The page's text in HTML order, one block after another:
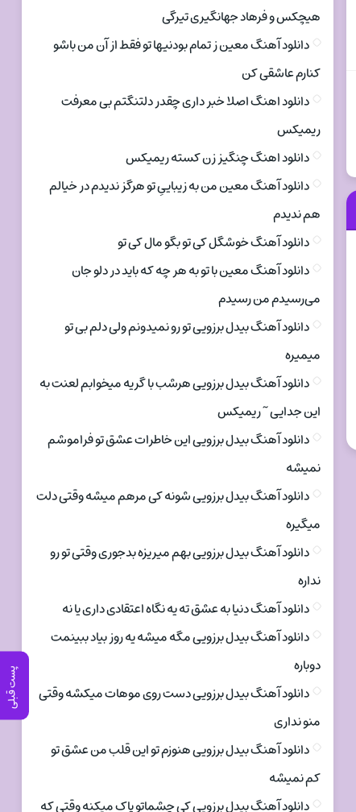
پست قبلی
هیچکس و فرهاد جهانگیری تیرگی
دانلود آهنگ معین ز تمام بودنیها تو فقط از آن من باشو
کنارم عاشقی کن
دانلود اهنگ اصلا خبر داری چقدر دلتنگتم بی معرفت
ریمیکس
دانلود اهنگ چنگیز زن کسته ریمیکس
دانلود آهنگ معین من به زیباییِ تو هرگز ندیدم در خیالم
هم ندیدم
دانلود آهنگ خوشگل کی تو بگو مال کی تو
دانلود آهنگ معین با تو به هر چه که باید در دلو جان
می‌رسیدم من رسیدم
دانلود آهنگ بیدل برزویی تو رو نمیدونم ولی دلم بی تو
میمیره
دانلود آهنگ بیدل برزویی هرشب با گریه میخوابم لعنت به
این جدایی ~ ریمیکس
دانلود آهنگ بیدل برزویی این خاطرات عشق تو فراموشم
نمیشه
دانلود آهنگ بیدل برزویی شونه کی مرهم میشه وقتی دلت
میگیره
دانلود آهنگ بیدل برزویی بهم میریزه بدجوری وقتی تو رو
نداره
دانلود آهنگ دنیا به عشق ته یه نگاه اعتقادی داری یا نه
دانلود آهنگ بیدل برزویی مگه میشه یه روز بیاد ببینمت
دوباره
دانلود آهنگ بیدل برزویی دست روی موهات میکشه وقتی
منو نداری
دانلود آهنگ بیدل برزویی هنوزم تو این قلب من عشق تو
کم نمیشه
دانلود آهنگ بیدل برزویی کی چشماتو پاک میکنه وقتی که